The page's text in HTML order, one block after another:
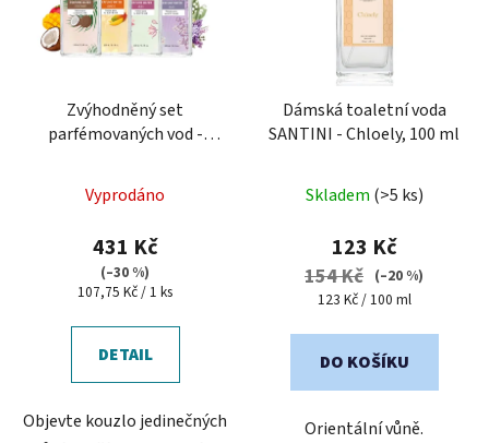
Zvýhodněný set
parfémovaných vod -
a Kokos
hodnocení
produktu
je
5,0
z
5
hvězdiček.
Vyprodáno
431 Kč
(–30 %)
Měrná
107,75 Kč / 1 ks
DETAIL
Objevte kouzlo jedinečných
Dámská toaletní voda
SANTINI - Chloely, 100 ml
hodnocení
produktu
je
5,0
5
Skladem (>5 ks)
123 Kč
154 Kč (–20 %)
Měrná
123 Kč / 100 ml
DO KOŠÍKU
Orientální vůně.